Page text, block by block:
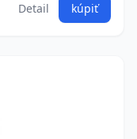
Detail kúpiť